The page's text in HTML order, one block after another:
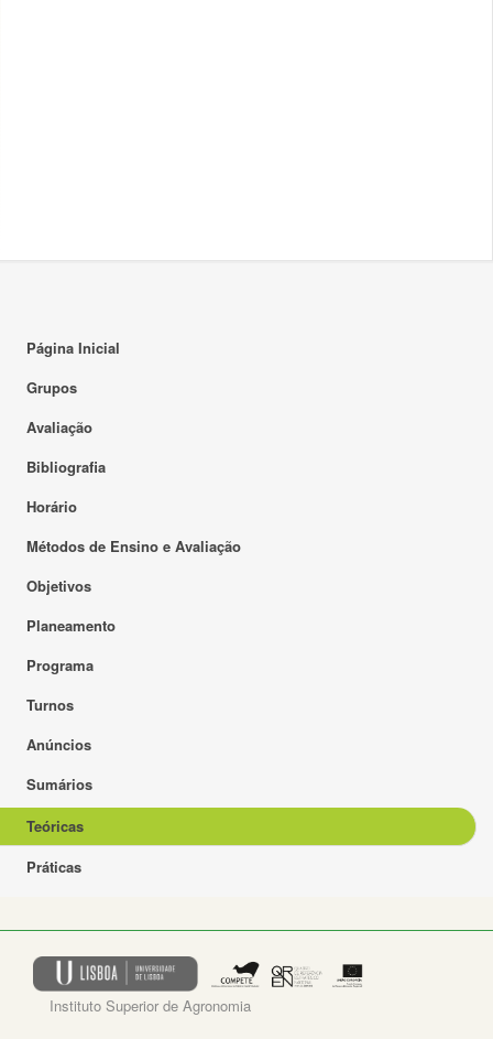
Página Inicial
Grupos
Avaliação
Bibliografia
Horário
Métodos de Ensino e Avaliação
Objetivos
Planeamento
Programa
Turnos
Anúncios
Sumários
Teóricas
Práticas
Instituto Superior de Agronomia